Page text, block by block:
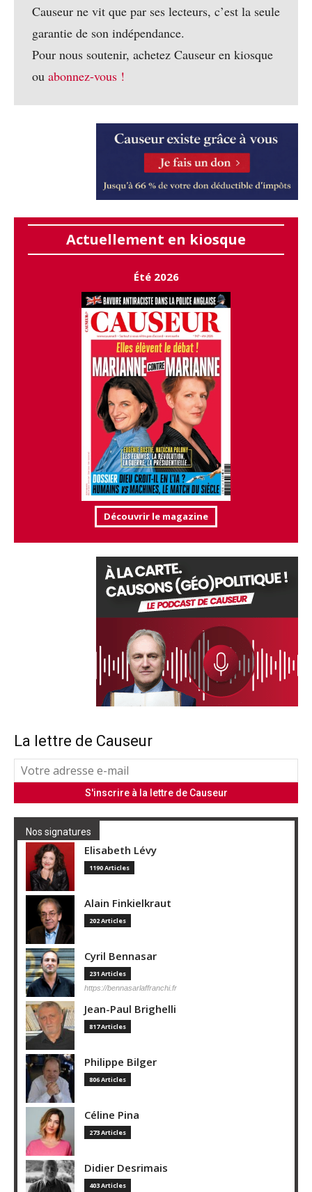
Causeur ne vit que par ses lecteurs, c’est la seule
garantie de son indépendance.
Pour nous soutenir, achetez Causeur en kiosque
ou abonnez-vous !
Actuellement en kiosque
Été 2026
Découvrir le magazine
La lettre de Causeur
Nos signatures
Elisabeth Lévy
1190 Articles
Alain Finkielkraut
202 Articles
Cyril Bennasar
231 Articles
https://bennasarlaffranchi.fr
Jean-Paul Brighelli
817 Articles
Philippe Bilger
806 Articles
Céline Pina
273 Articles
Didier Desrimais
403 Articles